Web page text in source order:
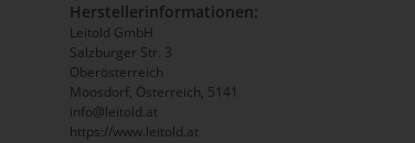
Herstellerinformationen:
Leitold GmbH
Salzburger Str. 3
Oberösterreich
Moosdorf, Österreich, 5141
info@leitold.at
https://www.leitold.at